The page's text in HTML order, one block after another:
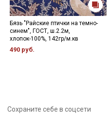
Бязь "Райские птички на темно-
синем", ГОСТ, ш.2.2м,
хлопок-100%, 142гр/м.кв
490 руб.
Сохраните себе в соцсети